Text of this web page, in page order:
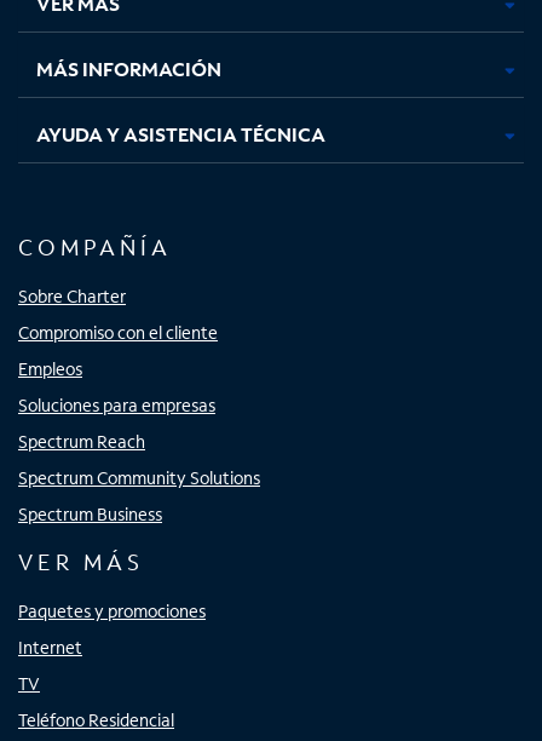
pestaña
nueva
pestaña
nueva
pestaña
nuevanueva
MÁS INFORMACIÓN
AYUDA Y ASISTENCIA TÉCNICA
COMPAÑÍA
Sobre Charter
Compromiso con el cliente
Empleos
Soluciones para empresas
Spectrum Reach
Spectrum Community Solutions
Spectrum Business
VER MÁS
Paquetes y promociones
Internet
TV
Teléfono Residencial